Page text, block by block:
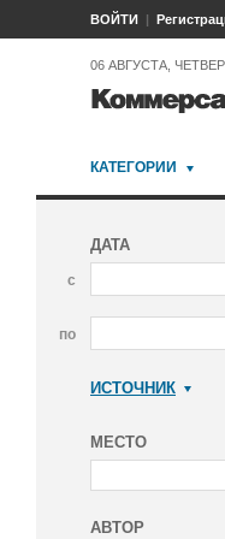
ВОЙТИ
06 АВГУСТА,
КАТЕГОРИИ
ДАТА
с
по
ИСТОЧНИК
МЕСТО
АВТОР